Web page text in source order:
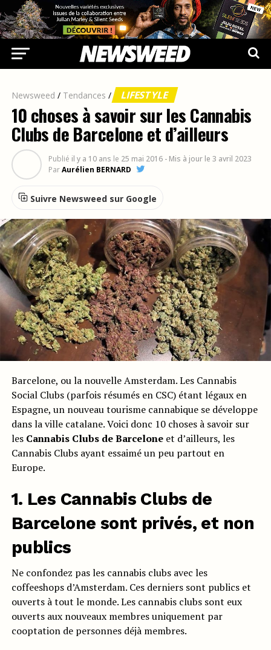
Newsweed / Tendances / LIFESTYLE
10 choses à savoir sur les Cannabis
Clubs de Barcelone et d’ailleurs
Publié il y a 10 ans le 25 mai 2016 - Mis à jour le 3 avril 2023
ParAurélien BERNARD
Suivre Newsweed sur Google
Barcelone, ou la nouvelle Amsterdam. Les Cannabis
Social Clubs (parfois résumés en CSC) étant légaux en
Espagne, un nouveau tourisme cannabique se développe
dans la ville catalane. Voici donc 10 choses à savoir sur
les Cannabis Clubs de Barceloneet d’ailleurs, les
Cannabis Clubs ayant essaimé un peu partout en
Europe.
1. Les Cannabis Clubs de
Barcelone sont privés, et non
publics
Ne confondez pas les cannabis clubs avec les
coffeeshops d’Amsterdam. Ces derniers sont publics et
ouverts à tout le monde. Les cannabis clubs sont eux
ouverts aux nouveaux membres uniquement par
cooptation de personnes déjà membres.